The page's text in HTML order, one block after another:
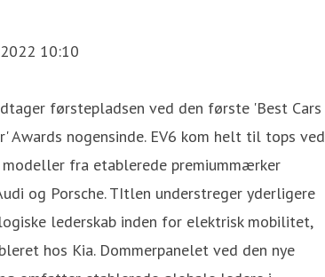
10:10
førstepladsen ved den første 'Best Cars
Awards nogensinde. EV6 kom helt til tops ved
fra etablerede premiummærker
og Porsche. TItlen understreger yderligere
lederskab inden for elektrisk mobilitet,
hos Kia. Dommerpanelet ved den nye